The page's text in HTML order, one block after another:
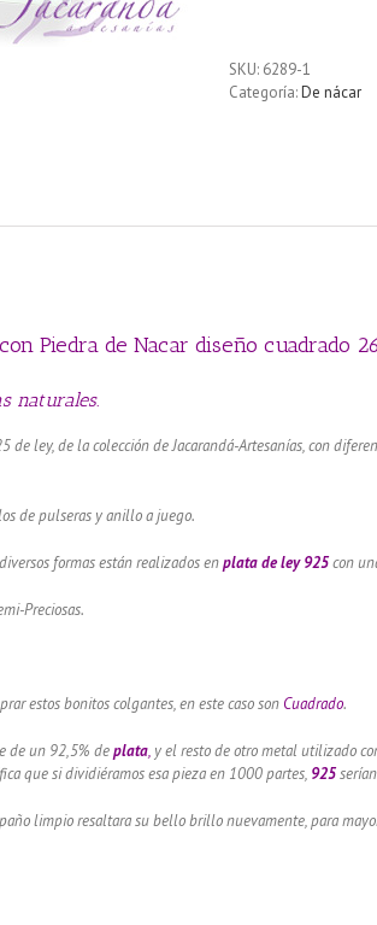
con
Piedra
SKU: 6289-1
Categoría:De nácar
Piedra de Nacar diseño cuadrado
naturales.
de ley, de la colección de Jacarandá-Artesanías, con
de pulseras y anillo a juego.
formas están realizados enplata de ley 925con
Preciosas.
estos bonitos colgantes, en este caso son Cuadrado.
de un 92,5% deplata, y el resto de otro metal utilizado
que si dividiéramos esa pieza en 1000 partes, 925
limpio resaltara su bello brillo nuevamente, para